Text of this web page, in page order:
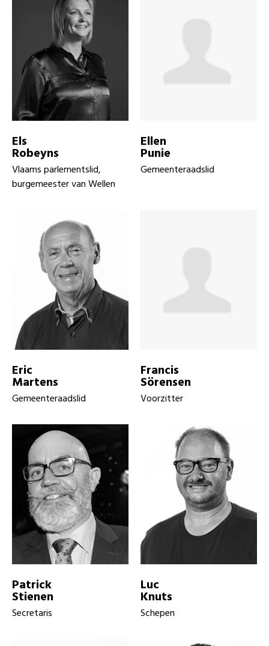
Els
Robeyns
Vlaams parlementslid,
burgemeester van Wellen
Ellen
Punie
Gemeenteraadslid
Eric
Martens
Gemeenteraadslid
Francis
Sörensen
Voorzitter
Patrick
Stienen
Secretaris
Luc
Knuts
Schepen